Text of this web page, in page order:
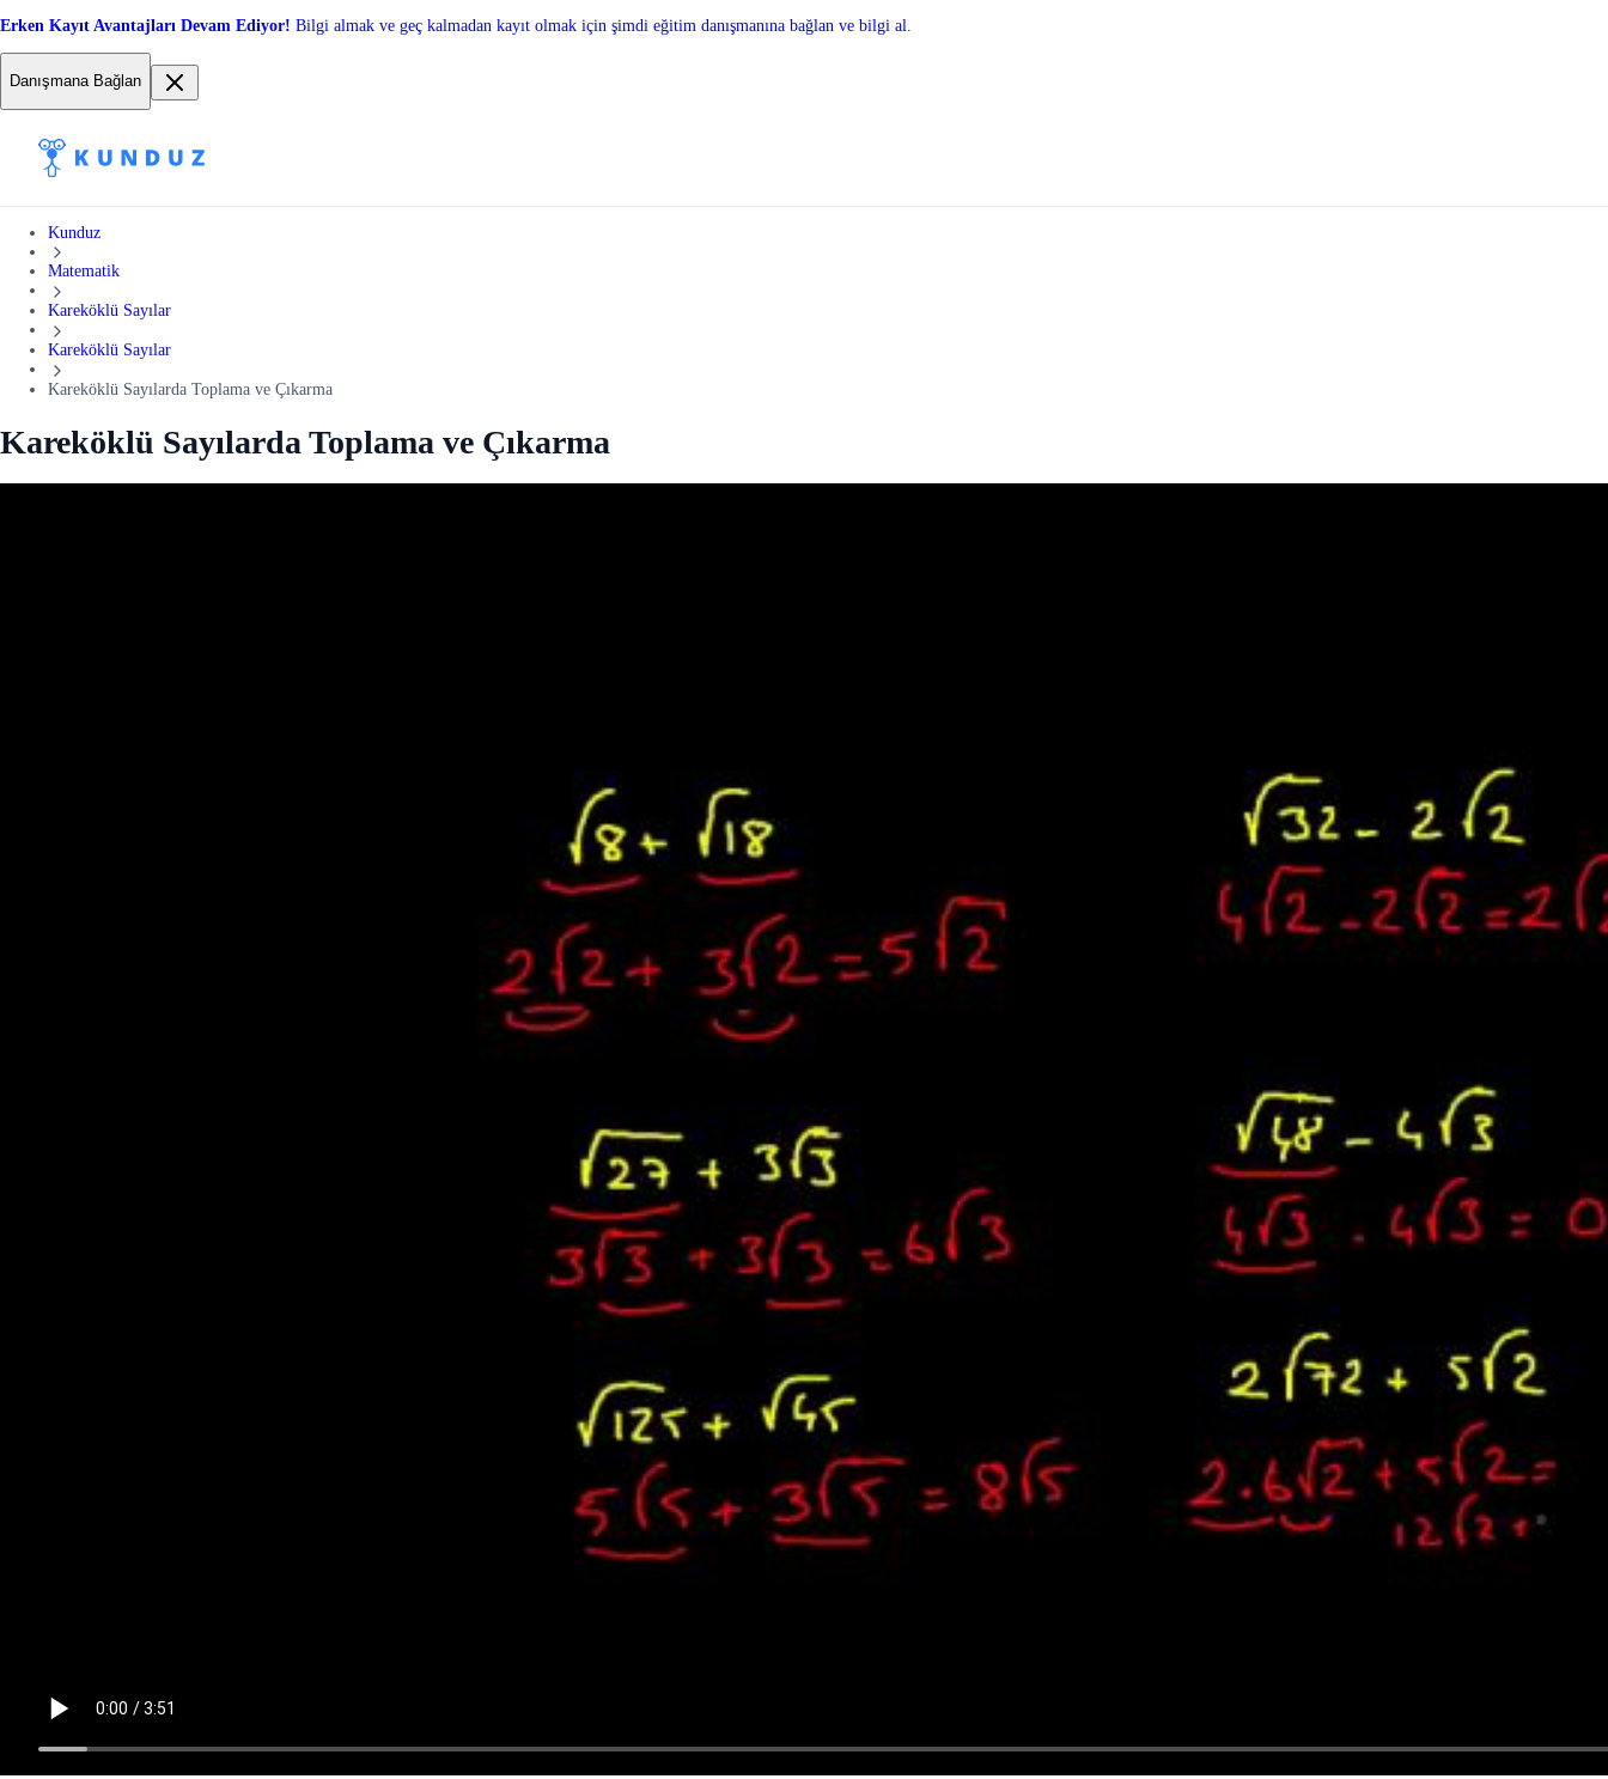
Erken Kayıt Avantajları Devam Ediyor! Bilgi almak ve geç kalmadan kayıt olmak için şimdi eğitim danışmanına bağlan ve bilgi al.
Danışmana Bağlan
Kunduz
Matematik
Kareköklü Sayılar
Kareköklü Sayılar
Kareköklü Sayılarda Toplama ve Çıkarma
Kareköklü Sayılarda Toplama ve Çıkarma